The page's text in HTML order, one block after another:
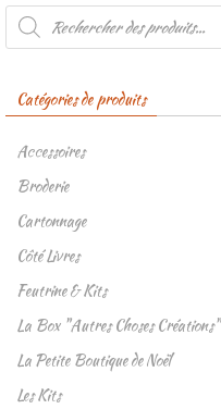
Recherche
produits
Catégories de produits
Accessoires
Broderie
Cartonnage
Côté Livres
Feutrine & Kits
La Box "Autres Choses Créations"
La Petite Boutique de Noël
Les Kits